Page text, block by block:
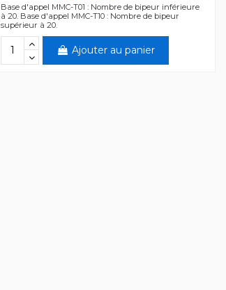
Base d'appel MMC-T01 : Nombre de bipeur inférieure
à 20. Base d'appel MMC-T10 : Nombre de bipeur
supérieur à 20.
Ajouter au panier